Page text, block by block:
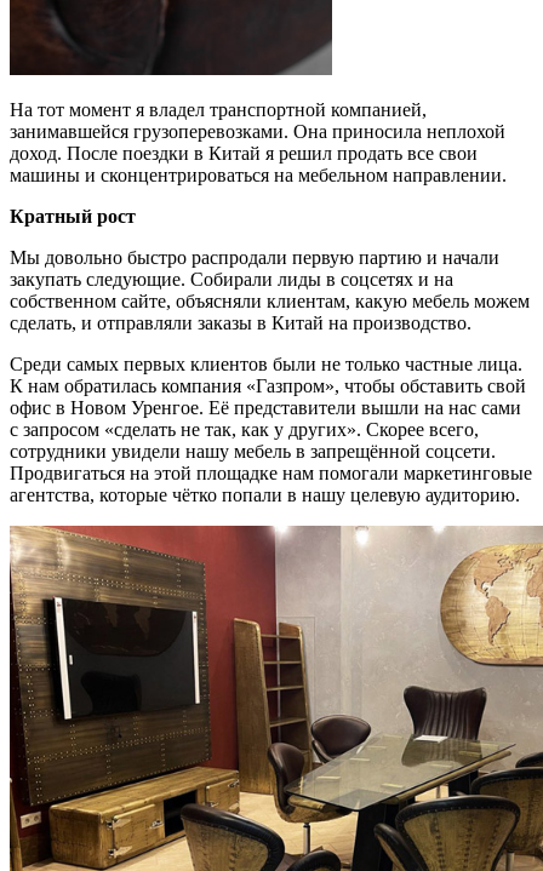
На тот момент я владел транспортной компанией,
занимавшейся грузоперевозками. Она приносила неплохой
доход. После поездки в Китай я решил продать все свои
машины и сконцентрироваться на мебельном направлении.
Кратный рост
Мы довольно быстро распродали первую партию и начали
закупать следующие. Собирали лиды в соцсетях и на
собственном сайте, объясняли клиентам, какую мебель можем
сделать, и отправляли заказы в Китай на производство.
Среди самых первых клиентов были не только частные лица.
К нам обратилась компания «Газпром», чтобы обставить свой
офис в Новом Уренгое. Её представители вышли на нас сами
с запросом «сделать не так, как у других». Скорее всего,
сотрудники увидели нашу мебель в запрещённой соцсети.
Продвигаться на этой площадке нам помогали маркетинговые
агентства, которые чётко попали в нашу целевую аудиторию.